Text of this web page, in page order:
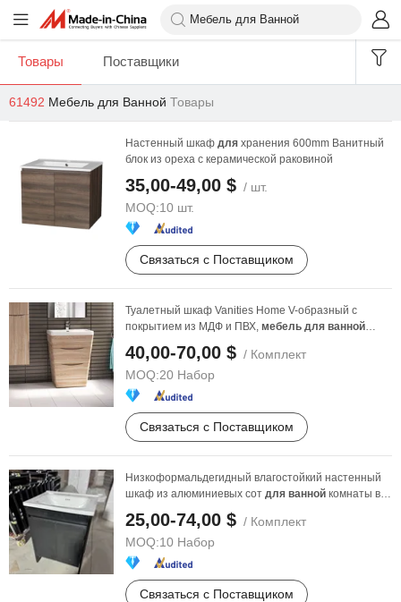
Товары Поставщики
61492 Мебель для Ванной Товары
Настенный шкаф для хранения 600mm Ванитный
блок из ореха с керамической раковиной
35,00-49,00 $ / шт.
MOQ:10 шт.
Связаться с Поставщиком
Туалетный шкаф Vanities Home V-образный с
покрытием из МДФ и ПВХ, мебель для ванной
40,00-70,00 $ / Комплект
MOQ:20 Набор
Связаться с Поставщиком
Низкоформальдегидный влагостойкий настенный
шкаф из алюминиевых сот для ванной комнаты в
25,00-74,00 $ / Комплект
MOQ:10 Набор
Связаться с Поставщиком